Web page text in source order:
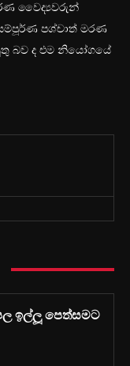
වෛද්‍යවරුන්
පශ්චාත් මරණ
බව ද එම නියෝගයේ
ඉල්ලූ පෙත්සමට